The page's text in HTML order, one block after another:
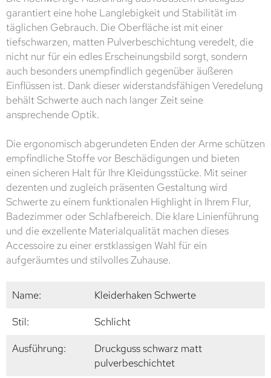
garantiert eine hohe Langlebigkeit und Stabilität im
täglichen Gebrauch. Die Oberfläche ist mit einer
tiefschwarzen, matten Pulverbeschichtung veredelt, die
nicht nur für ein edles Erscheinungsbild sorgt, sondern
auch besonders unempfindlich gegenüber äußeren
Einflüssen ist. Dank dieser widerstandsfähigen Veredelung
behält Schwerte auch nach langer Zeit seine
ansprechende Optik.
Die ergonomisch abgerundeten Enden der Arme schützen
empfindliche Stoffe vor Beschädigungen und bieten
einen sicheren Halt für Ihre Kleidungsstücke. Mit seiner
dezenten und zugleich präsenten Gestaltung wird
Schwerte zu einem funktionalen Highlight in Ihrem Flur,
Badezimmer oder Schlafbereich. Die klare Linienführung
und die exzellente Materialqualität machen dieses
Accessoire zu einer erstklassigen Wahl für ein
aufgeräumtes und stilvolles Zuhause.
Name:
Kleiderhaken Schwerte
Stil:
Schlicht
Ausführung:
Druckguss schwarz matt
pulverbeschichtet